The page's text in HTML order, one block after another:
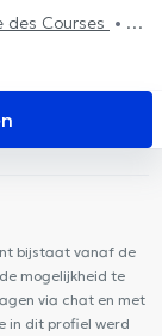
des Courses
- Sleep and
bijstaat vanaf de
mogelijkheid te
via chat en met
in dit profiel werd